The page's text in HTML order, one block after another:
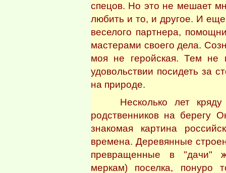
спецов. Но это не мешает
любить и то, и другое. И
веселого партнера,
мастерами своего дела.
моя не геройская. Тем не
удовольствии посидеть за
на природе.
Несколько лет кряду
родственников на берегу
знакомая картина
времена. Деревянные
превращенные в "дачи"
меркам) поселка, понуро